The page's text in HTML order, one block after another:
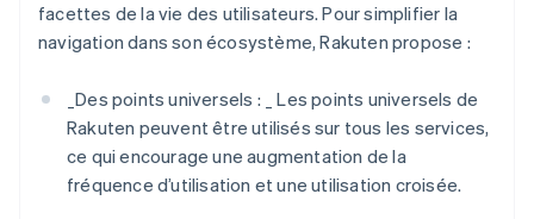
facettes de la vie des utilisateurs. Pour simplifier la
navigation dans son écosystème, Rakuten propose :
_Des points universels : _
Les points universels de
Rakuten peuvent être utilisés sur tous les services,
ce qui encourage une augmentation de la
fréquence d’utilisation et une utilisation croisée.